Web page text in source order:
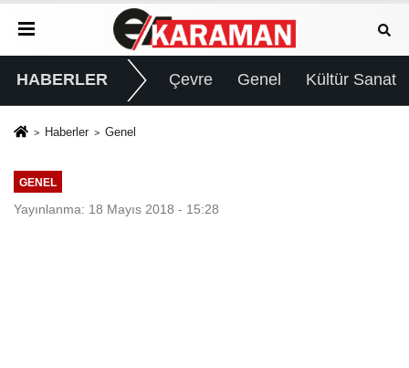
HABERLER Çevre Genel Kültür Sanat
Haberler Genel
GENEL
Yayınlanma: 18 Mayıs 2018 - 15:28